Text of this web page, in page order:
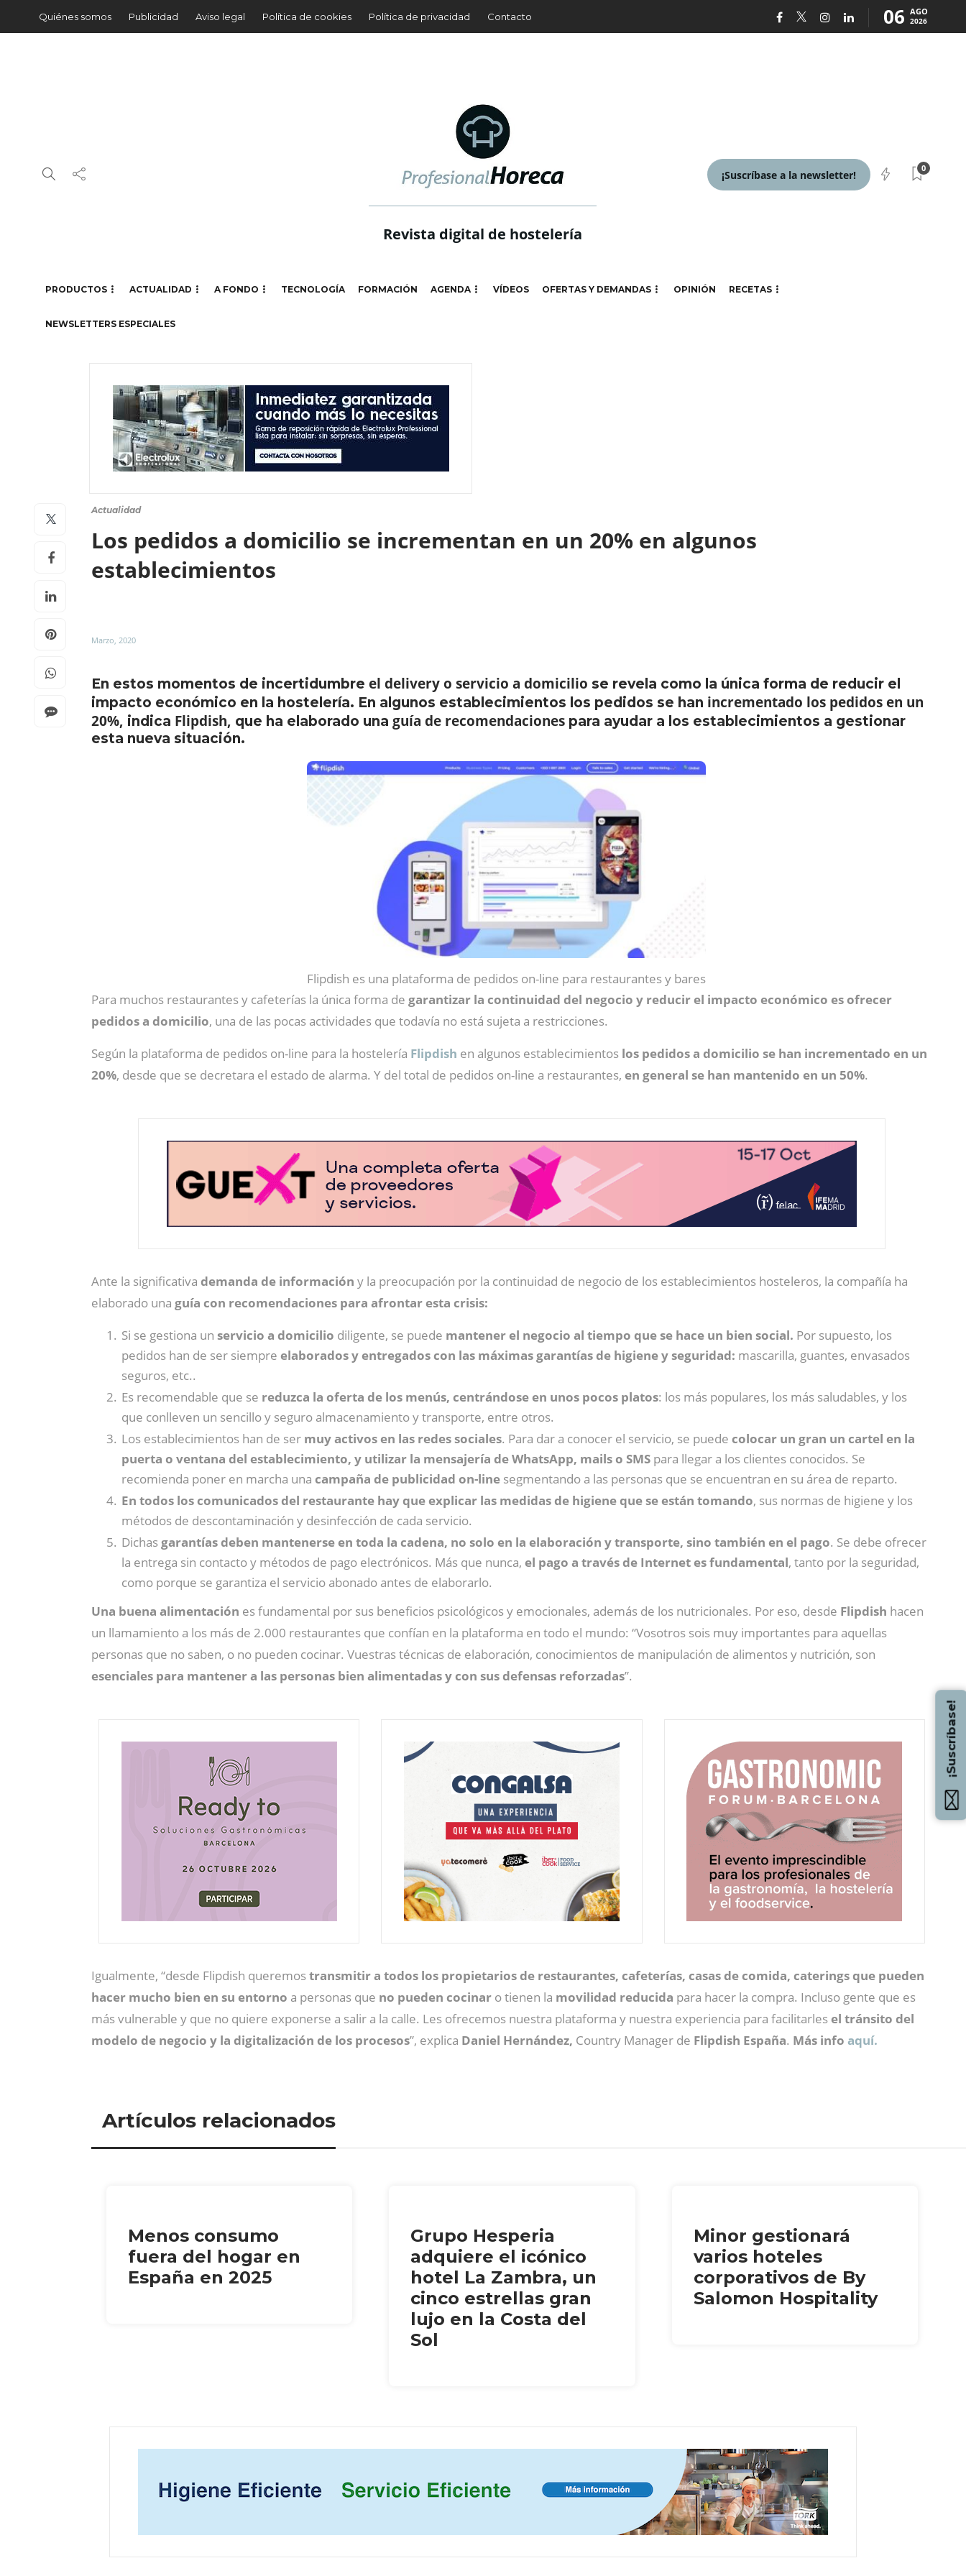
Quiénes somos Publicidad Aviso legal Política de cookies Política de privacidad Contacto 06 AGO
2026
Revista digital de hostelería
¡Suscríbase a la newsletter!
0
PRODUCTOS ACTUALIDAD A FONDO TECNOLOGÍA FORMACIÓN AGENDA VÍDEOS OFERTAS Y DEMANDAS OPINIÓN RECETAS
NEWSLETTERS ESPECIALES
Actualidad
Los pedidos a domicilio se incrementan en un 20% en algunos
establecimientos
Marzo, 2020
En estos momentos de incertidumbre el delivery o servicio a domicilio se revela como la única forma de reducir el
impacto económico en la hostelería. En algunos establecimientos los pedidos se han incrementado los pedidos en un
20%, indica Flipdish, que ha elaborado una guía de recomendaciones para ayudar a los establecimientos a gestionar
esta nueva situación.
Flipdish es una plataforma de pedidos on-line para restaurantes y bares
Para muchos restaurantes y cafeterías la única forma de garantizar la continuidad del negocio y reducir el impacto económico es ofrecer
pedidos a domicilio, una de las pocas actividades que todavía no está sujeta a restricciones.
Según la plataforma de pedidos on-line para la hostelería Flipdish en algunos establecimientos los pedidos a domicilio se han incrementado en un
20%, desde que se decretara el estado de alarma. Y del total de pedidos on-line a restaurantes, en general se han mantenido en un 50%.
Ante la significativa demanda de información y la preocupación por la continuidad de negocio de los establecimientos hosteleros, la compañía ha
elaborado una guía con recomendaciones para afrontar esta crisis:
Si se gestiona un servicio a domicilio diligente, se puede mantener el negocio al tiempo que se hace un bien social. Por supuesto, los
pedidos han de ser siempre elaborados y entregados con las máximas garantías de higiene y seguridad: mascarilla, guantes, envasados
seguros, etc..
Es recomendable que se reduzca la oferta de los menús, centrándose en unos pocos platos: los más populares, los más saludables, y los
que conlleven un sencillo y seguro almacenamiento y transporte, entre otros.
Los establecimientos han de ser muy activos en las redes sociales. Para dar a conocer el servicio, se puede colocar un gran un cartel en la
puerta o ventana del establecimiento, y utilizar la mensajería de WhatsApp, mails o SMS para llegar a los clientes conocidos. Se
recomienda poner en marcha una campaña de publicidad on-line segmentando a las personas que se encuentran en su área de reparto.
En todos los comunicados del restaurante hay que explicar las medidas de higiene que se están tomando, sus normas de higiene y los
métodos de descontaminación y desinfección de cada servicio.
Dichas garantías deben mantenerse en toda la cadena, no solo en la elaboración y transporte, sino también en el pago. Se debe ofrecer
la entrega sin contacto y métodos de pago electrónicos. Más que nunca, el pago a través de Internet es fundamental, tanto por la seguridad,
como porque se garantiza el servicio abonado antes de elaborarlo.
Una buena alimentación es fundamental por sus beneficios psicológicos y emocionales, además de los nutricionales. Por eso, desde Flipdish hacen
un llamamiento a los más de 2.000 restaurantes que confían en la plataforma en todo el mundo: “Vosotros sois muy importantes para aquellas
personas que no saben, o no pueden cocinar. Vuestras técnicas de elaboración, conocimientos de manipulación de alimentos y nutrición, son
esenciales para mantener a las personas bien alimentadas y con sus defensas reforzadas”.
Igualmente, “desde Flipdish queremostransmitir a todos los propietarios de restaurantes, cafeterías, casas de comida, caterings que pueden
hacer mucho bien en su entorno a personas que no pueden cocinar o tienen la movilidad reducida para hacer la compra. Incluso gente que es
más vulnerable y que no quiere exponerse a salir a la calle. Les ofrecemos nuestra plataforma y nuestra experiencia para facilitarlesel tránsito del
modelo de negocio y la digitalización de los procesos”, explica Daniel Hernández, Country Manager de Flipdish España. Más info aquí.
Artículos relacionados
Menos consumo
fuera del hogar en
España en 2025
Grupo Hesperia
adquiere el icónico
hotel La Zambra, un
cinco estrellas gran
lujo en la Costa del
Sol
Minor gestionará
varios hoteles
corporativos de By
Salomon Hospitality
¡Suscríbase!